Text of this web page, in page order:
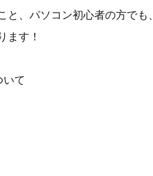
、パソコン初心者の方でも、
ます！
いて